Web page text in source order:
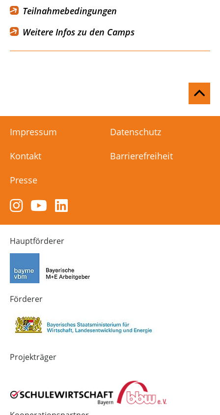
Teilnahmebedingungen
Weitere Infos zu den Camps
Impressum Datenschutz
Kontakt Barrierefreiheit
Presse
Zum
Instagram-
Kanal
von
Technik-
in
Bayern
4.0
Zum
YouTube-
Kanal
von
LinkedIn-
Kanal
Hauptförderer
Förderer
Projekträger